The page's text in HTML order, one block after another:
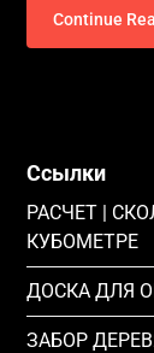
Continue
Ссылки
РАСЧЕТ |
КУБОМЕТРЕ
ДОСКА ДЛЯ
ЗАБОР